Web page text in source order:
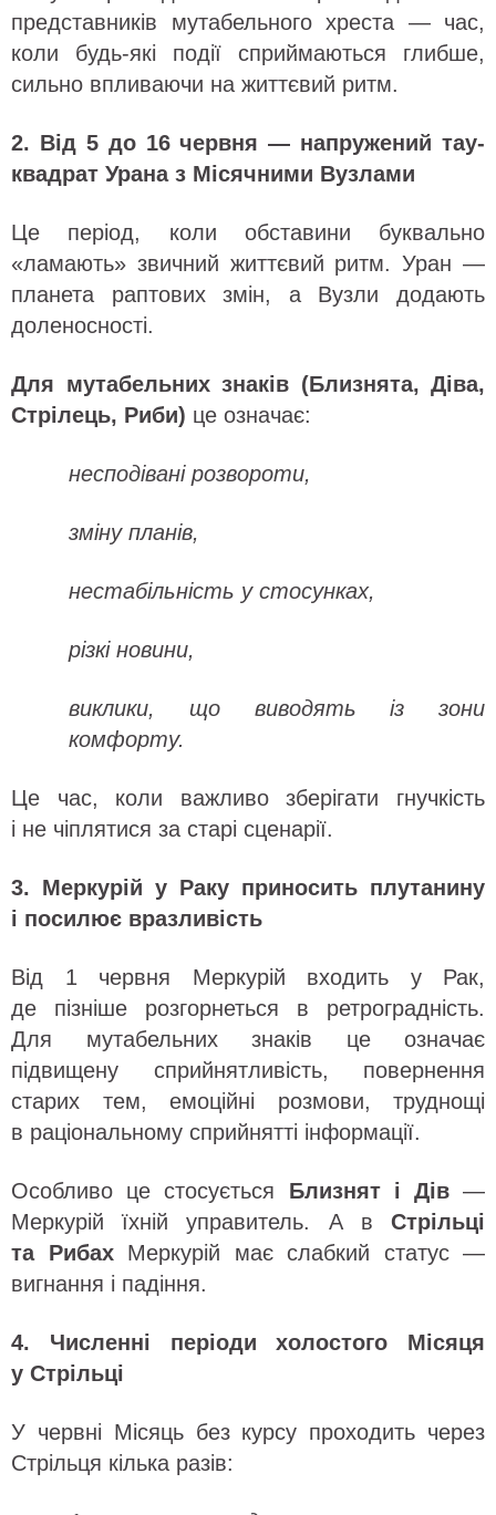
представників мутабельного хреста — час,
коли будь-які події сприймаються глибше,
сильно впливаючи на життєвий ритм.
2. Від 5 до 16 червня — напружений тау-
квадрат Урана з Місячними Вузлами
Це період, коли обставини буквально
«ламають» звичний життєвий ритм. Уран —
планета раптових змін, а Вузли додають
доленосності.
Для мутабельних знаків (Близнята, Діва,
Стрілець, Риби) це означає:
несподівані розвороти,
зміну планів,
нестабільність у стосунках,
різкі новини,
виклики, що виводять із зони
комфорту.
Це час, коли важливо зберігати гнучкість
і не чіплятися за старі сценарії.
3. Меркурій у Раку приносить плутанину
і посилює вразливість
Від 1 червня Меркурій входить у Рак,
де пізніше розгорнеться в ретроградність.
Для мутабельних знаків це означає
підвищену сприйнятливість, повернення
старих тем, емоційні розмови, труднощі
в раціональному сприйнятті інформації.
Особливо це стосується Близнят і Дів—
Меркурій їхній управитель. А в Стрільці
та РибахМеркурій має слабкий статус —
вигнання і падіння.
4. Численні періоди холостого Місяця
у Стрільці
У червні Місяць без курсу проходить через
Стрільця кілька разів: